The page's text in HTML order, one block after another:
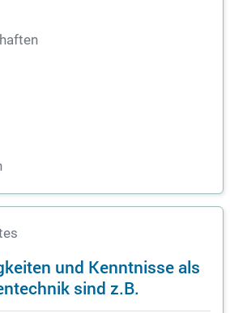
und Kenntnisse als
sind z.B.